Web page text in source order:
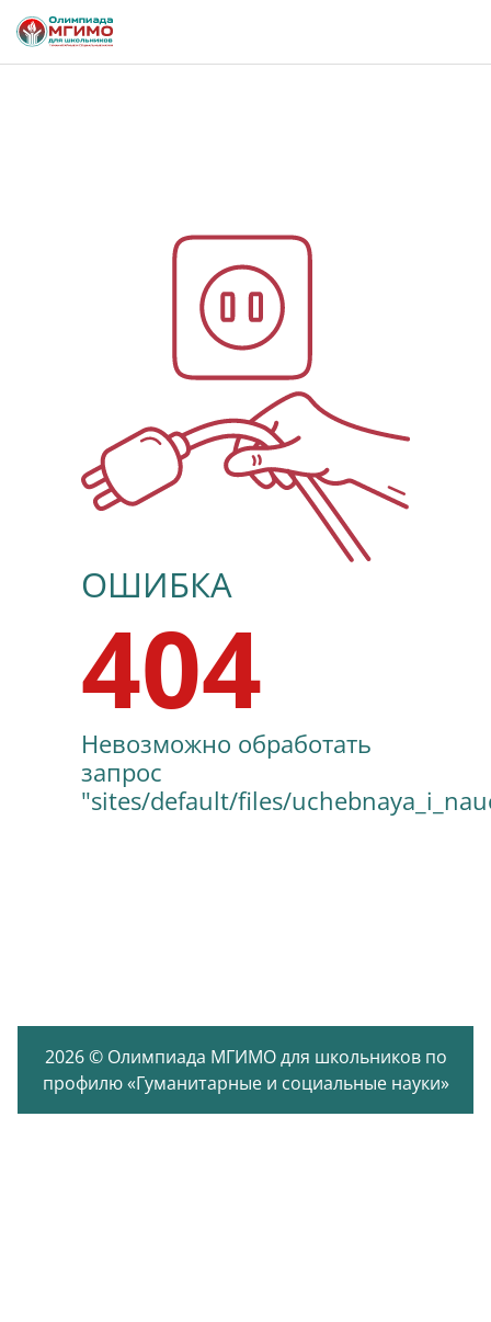
ОШИБКА
404
Невозможно обработать
запрос
"sites/default/files/
2026 © Олимпиада МГИМО для школьников по
профилю «Гуманитарные и социальные науки»